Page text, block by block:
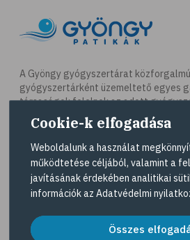
# gyömbér
# kurkuma
# szerecsendió
# gyógynövények
# magas vérnyomás
# szív- és érrendszer
# vérnyomás
A Gyöngy gyógyszertárat közforgalmú
gyógyszertárként üzemeltető egyes
társaságok felelnek az adott
működésért. A Gyöngy
elérhetőségeit a Gyógyszertár kereső
tekintheti meg.
Navigáció
Dermokozmetikumok
Cookie-k elfogadása
Weboldalunk a használat
működtetése céljából, valamint a
javításának érdekében analitikai
információk az Adatvédelmi
Összes